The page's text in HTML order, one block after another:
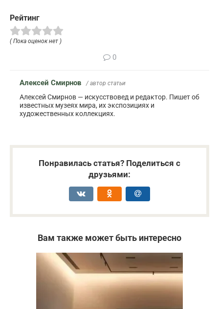
Рейтинг
( Пока оценок нет )
0
Алексей Смирнов / автор статьи
Алексей Смирнов — искусствовед и редактор. Пишет об
известных музеях мира, их экспозициях и
художественных коллекциях.
Понравилась статья? Поделиться с
друзьями:
Вам также может быть интересно